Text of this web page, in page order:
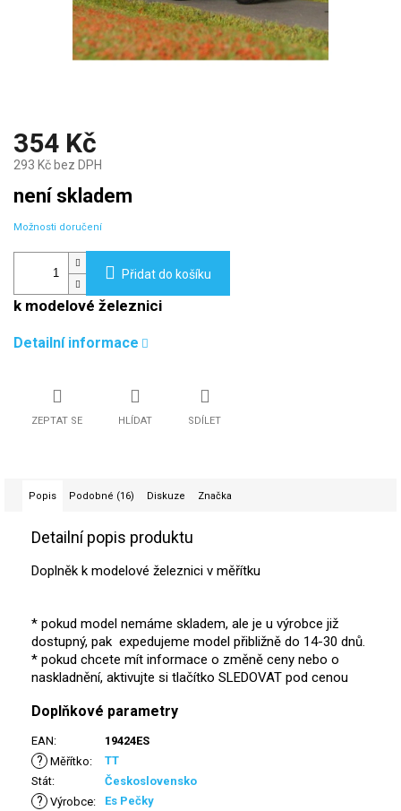
354 Kč
293 Kč bez DPH
cena:
není skladem
Možnosti doručení
Přidat do košíku
k modelové železnici
Detailní informace
ZEPTAT SE HLÍDAT SDÍLET
Popis Podobné (16) Diskuze Značka
Detailní popis produktu
Doplněk k modelové železnici v měřítku
* pokud model nemáme skladem, ale je u výrobce již
dostupný, pak expedujeme model přibližně do 14-30 dnů.
* pokud chcete mít informace o změně ceny nebo o
naskladnění, aktivujte si tlačítko SLEDOVAT pod cenou
Doplňkové parametry
EAN: 19424ES
? Měřítko:
TT
Stát: Československo
? Výrobce: Es Pečky